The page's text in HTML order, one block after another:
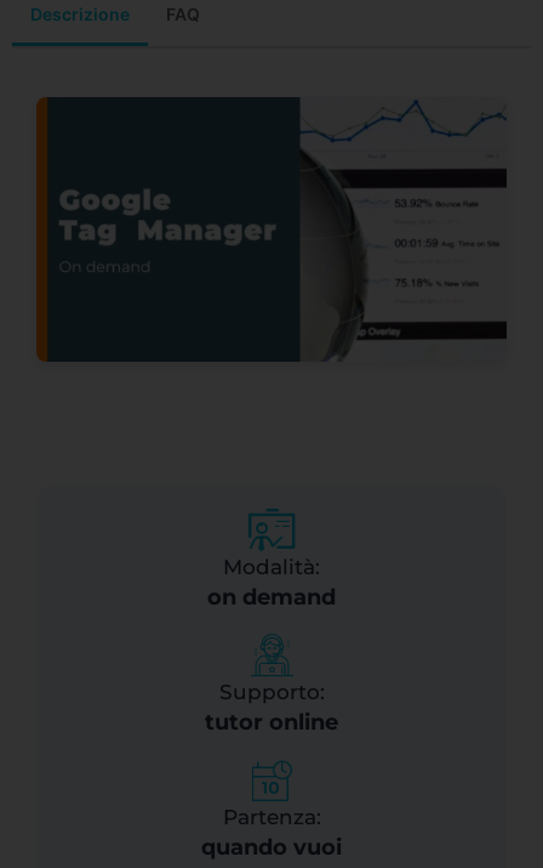
Descrizione FAQ
Modalità:
on demand
Supporto:
tutor online
Partenza:
quando vuoi